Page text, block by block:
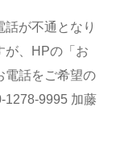
が不通となり
が、HPの「お
電話をご希望の
1278-9995 加藤